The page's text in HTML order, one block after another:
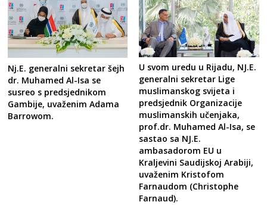
Nj.E. generalni sekretar šejh
dr. Muhamed Al-Isa se
susreo s predsjednikom
Gambije, uvaženim Adama
Barrowom.
U svom uredu u Rijadu, NJ.E.
generalni sekretar Lige
muslimanskog svijeta i
predsjednik Organizacije
muslimanskih učenjaka,
prof.dr. Muhamed Al-Isa, se
sastao sa NJ.E.
ambasadorom EU u
Kraljevini Saudijskoj Arabiji,
uvaženim Kristofom
Farnaudom (Christophe
Farnaud).